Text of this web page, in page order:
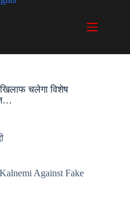
चलेगा विशेष